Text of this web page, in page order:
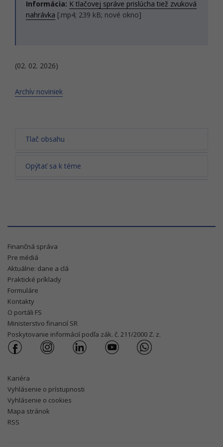
Informácia: K tlačovej správe prislúcha tiež zvuková
nahrávka [.mp4; 239 kB; nové okno]
(02. 02. 2026)
Archív noviniek
Tlač obsahu
Opýtať sa k téme
Finančná správa
Pre médiá
Aktuálne: dane a clá
Praktické príklady
Formuláre
Kontakty
O portáli FS
Ministerstvo financií SR
Poskytovanie informácií podľa zák. č. 211/2000 Z. z.
Kariéra
Vyhlásenie o prístupnosti
Vyhlásenie o cookies
Mapa stránok
RSS